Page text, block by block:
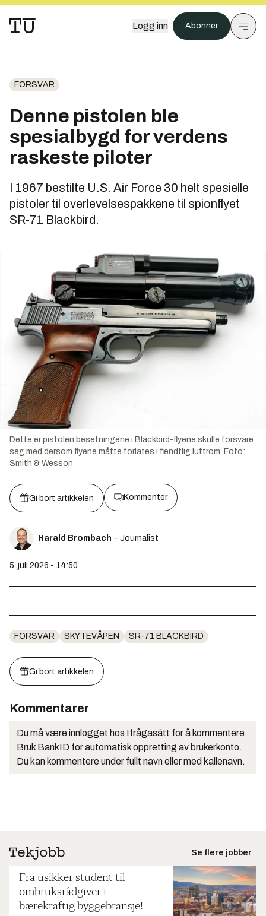
Logg inn Abonner
FORSVAR
Denne pistolen ble
spesialbygd for verdens
raskeste piloter
I 1967 bestilte U.S. Air Force 30 helt spesielle
pistoler til overlevelsespakkene til spionflyet
SR-71 Blackbird.
Dette er pistolen besetningene i Blackbird-flyene skulle forsvare
seg med dersom flyene måtte forlates i fiendtlig luftrom. Foto:
Smith & Wesson
Gi bort artikkelen Kommenter
Harald Brombach – Journalist
5. juli 2026 - 14:50
FORSVAR SKYTEVÅPEN SR-71 BLACKBIRD
Gi bort artikkelen
Kommentarer
Du må være innlogget hos Ifrågasätt for å kommentere.
Bruk BankID for automatisk oppretting av brukerkonto.
Du kan kommentere under fullt navn eller med kallenavn.
Se flere jobber
Fra usikker student til
ombruksrådgiver i
bærekraftig byggebransje!